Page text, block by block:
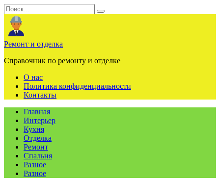
Перейти
к
содержанию
Search
for:
Ремонт и отделка
Справочник по ремонту и отделке
О нас
Политика конфиденциальности
Контакты
Главная
Интерьер
Кухня
Отделка
Ремонт
Спальня
Разное
Разное